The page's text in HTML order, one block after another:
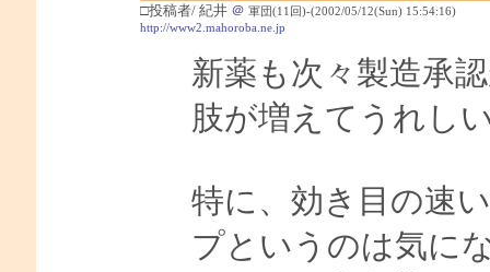
□投稿者/ 紀井 ＠ 軍団(11回)-(2002/05/12(Sun) 15:54:16)
http://www2.mahoroba.ne.jp
新薬も次々製造承
肢が増えてうれし
特に、効き目の速
プというのは気に